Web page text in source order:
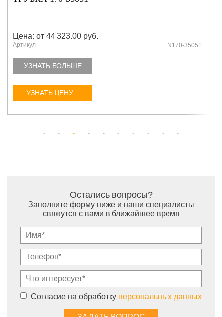
Цена: от 44 323.00 руб.
Артикул N170-35051
УЗНАТЬ БОЛЬШЕ
УЗНАТЬ ЦЕНУ
Остались вопросы?
Заполните форму ниже и наши специалисты
свяжутся с вами в ближайшее время
Согласие на обработку персональных данных